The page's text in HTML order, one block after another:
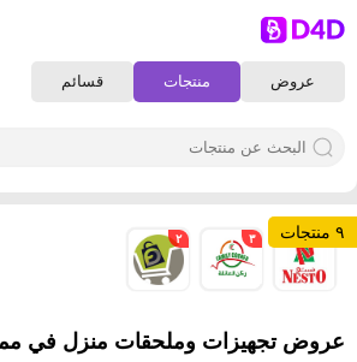
عروض منتجات قسائم
٩ منتجات ٤ ٣ ٢
عروض تجهيزات وملحقات منزل في